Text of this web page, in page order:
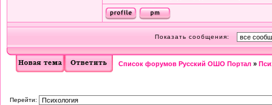
Показать сообщения:
Список форумов Русский ОШО Портал »
Перейти: